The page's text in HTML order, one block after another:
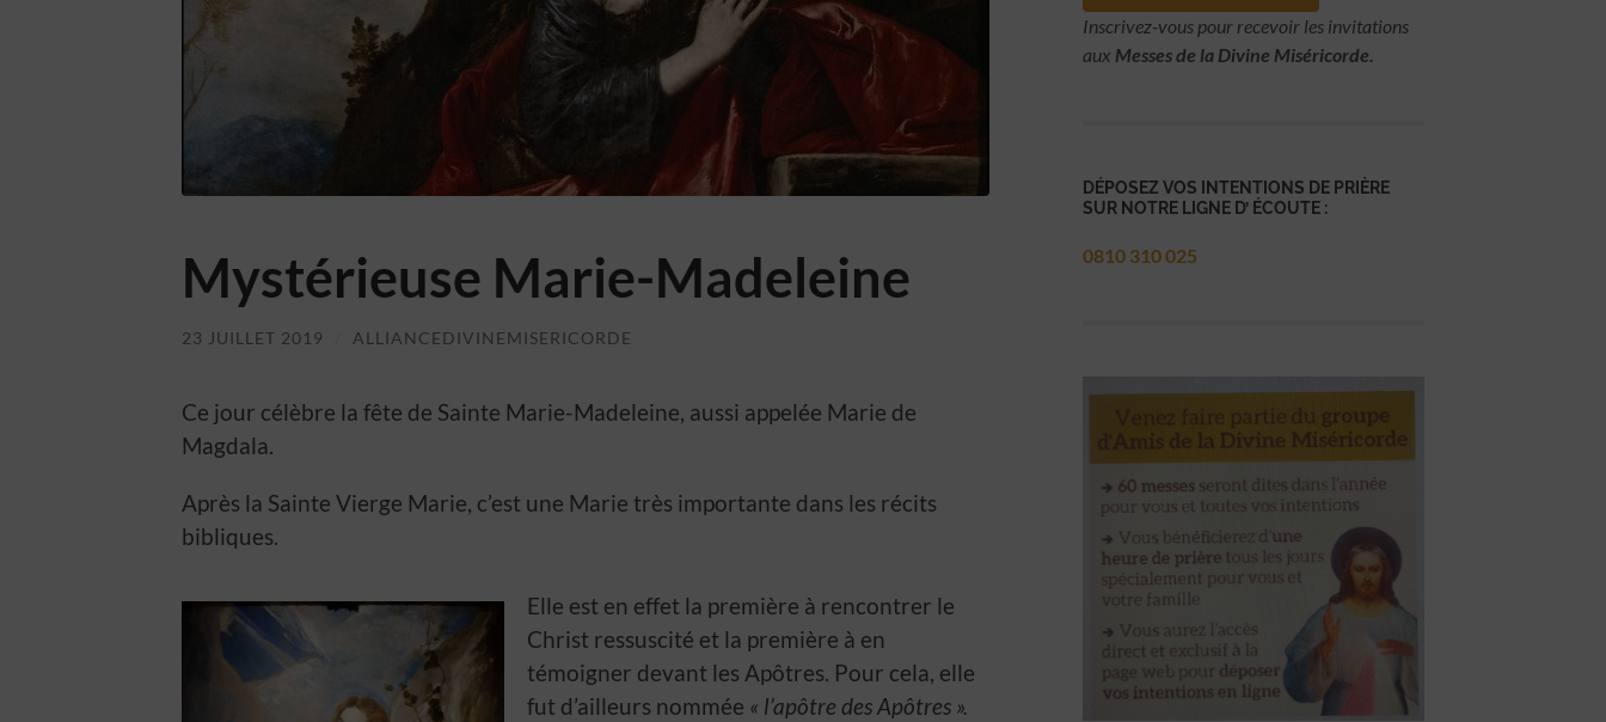
Mystérieuse Marie-Madeleine
23 JUILLET 2019 ALLIANCEDIVINEMISERICORDE
Ce jour célèbre la fête de Sainte Marie-Madeleine, aussi appelée Marie de
Magdala.
Après la Sainte Vierge Marie, c’est une Marie très importante dans les récits
bibliques.
Elle est en effet la première à rencontrer le
Christ ressuscité et la première à en
témoigner devant les Apôtres. Pour cela, elle
fut d’ailleurs nommée « l’apôtre des Apôtres ».
Inscrivez-vous pour recevoir les invitations
aux Messes de la Divine Miséricorde.
DÉPOSEZ VOS INTENTIONS DE PRIÈRE
SUR NOTRE LIGNE D’ ÉCOUTE :
0810 310 025